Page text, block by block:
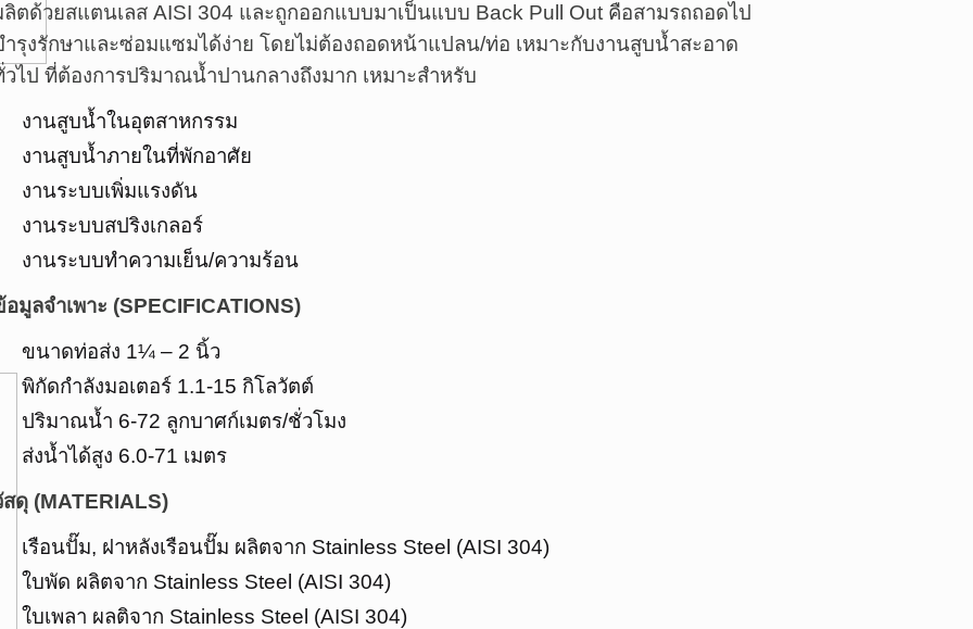
ลิตด้วยสแตนเลส AISI 304 และถูกออกแบบมาเป็นแบบ Back Pull Out คือสามรถถอดไป
ำรุงรักษาและซ่อมแซมได้ง่าย โดยไม่ต้องถอดหน้าแปลน/ท่อ เหมาะกับงานสูบน้ำสะอาด
วไป ที่ต้องการปริมาณน้ำปานกลางถึงมาก เหมาะสำหรับ
งานสูบน้ำในอุตสาหกรรม
งานสูบน้ำภายในที่พักอาศัย
งานระบบเพิ่มแรงดัน
งานระบบสปริงเกลอร์
งานระบบทำความเย็น/ความร้อน
อมูลจำเพาะ (SPECIFICATIONS)
ขนาดท่อส่ง 1¼ – 2 นิ้ว
พิกัดกำลังมอเตอร์ 1.1-15 กิโลวัตต์
ปริมาณน้ำ 6-72 ลูกบาศก์เมตร/ชั่วโมง
ส่งน้ำได้สูง 6.0-71 เมตร
สดุ (MATERIALS)
เรือนปั๊ม, ฝาหลังเรือนปั๊ม ผลิตจาก Stainless Steel (AISI 304)
ใบพัด ผลิตจาก Stainless Steel (AISI 304)
ใบเพลา ผลติจาก Stainless Steel (AISI 304)